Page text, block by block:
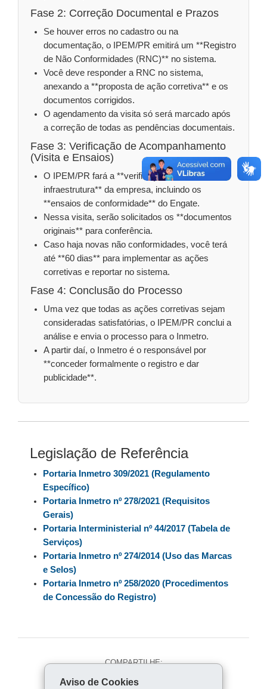
Fase 2: Correção Documental e Prazos
Se houver erros no cadastro ou na
documentação, o IPEM/PR emitirá um **Registro
de Não Conformidades (RNC)** no sistema.
Você deve responder a RNC no sistema,
anexando a **proposta de ação corretiva** e os
documentos corrigidos.
O agendamento da visita só será marcado após
a correção de todas as pendências documentais.
Fase 3: Verificação de Acompanhamento
(Visita e Ensaios)
O IPEM/PR fará a **verificação inicial na
infraestrutura** da empresa, incluindo os
**ensaios de conformidade** do Engate.
Nessa visita, serão solicitados os **documentos
originais** para conferência.
Caso haja novas não conformidades, você terá
até **60 dias** para implementar as ações
corretivas e reportar no sistema.
Fase 4: Conclusão do Processo
Uma vez que todas as ações corretivas sejam
consideradas satisfatórias, o IPEM/PR conclui a
análise e envia o processo para o Inmetro.
A partir daí, o Inmetro é o responsável por
**conceder formalmente o registro e dar
publicidade**.
Legislação de Referência
Portaria Inmetro 309/2021 (Regulamento
Específico)
Portaria Inmetro nº 278/2021 (Requisitos
Gerais)
Portaria Interministerial nº 44/2017 (Tabela de
Serviços)
Portaria Inmetro nº 274/2014 (Uso das Marcas
e Selos)
Portaria Inmetro nº 258/2020 (Procedimentos
de Concessão do Registro)
COMPARTILHE:
Fa
Aviso de Cookies